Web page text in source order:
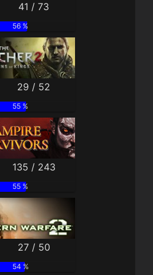
41 / 73
56 %
29 / 52
55 %
135 / 243
55 %
27 / 50
54 %